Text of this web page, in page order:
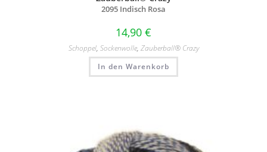
2095 Indisch Rosa
14,90 €
Schoppel, Sockenwolle, Zauberball® Crazy
In den Warenkorb